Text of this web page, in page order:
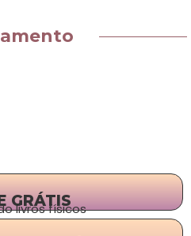
GRÁTIS
livros físicos